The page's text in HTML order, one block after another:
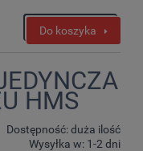
Do koszyka
HMS
Dostępność:duża ilość
Wysyłka w: 1-2 dni